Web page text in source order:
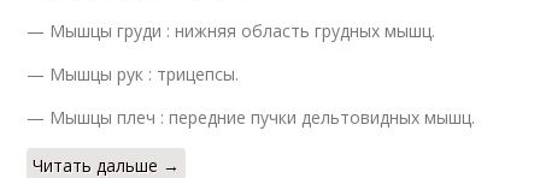
— Мышцы груди : нижняя область грудных мышц.
— Мышцы рук : трицепсы.
— Мышцы плеч : передние пучки дельтовидных мышц.
Читать дальше →